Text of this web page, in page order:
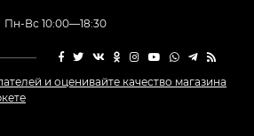
Пн-Вс 10:00—18:30